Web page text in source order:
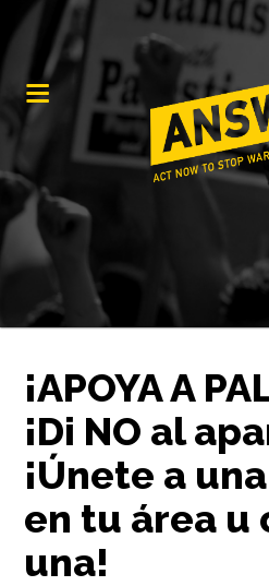
¡APOYA A
¡Di NO al
¡Únete a
en tu área u
una!